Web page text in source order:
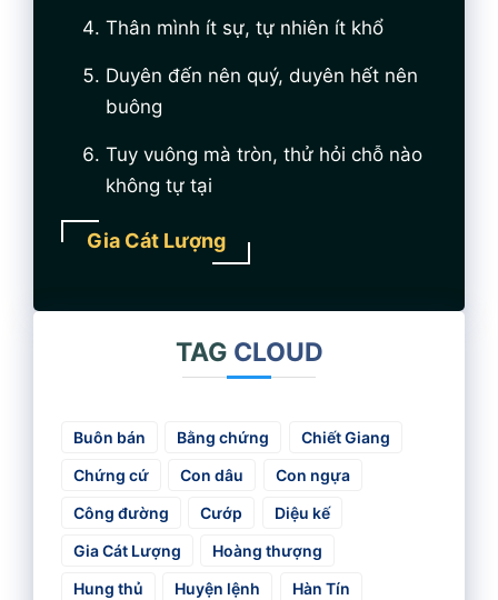
Thân mình ít sự, tự nhiên ít khổ
Duyên đến nên quý, duyên hết nên
buông
Tuy vuông mà tròn, thử hỏi chỗ nào
không tự tại
Gia Cát Lượng
TAG CLOUD
Buôn bán Bằng chứng
Chiết Giang
Chứng cứ
Con dâu
Con ngựa
Công đường
Cướp
Diệu kế
Gia Cát Lượng
Hoàng thượng
Hung thủ
Huyện lệnh
Hàn Tín